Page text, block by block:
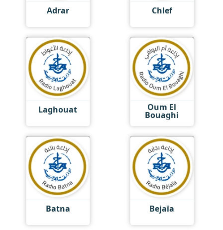
Adrar Chlef
Laghouat Oum El
Bouaghi
Batna Bejaïa